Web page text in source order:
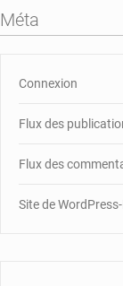
Méta
Connexion
Flux des
Flux des
Site de